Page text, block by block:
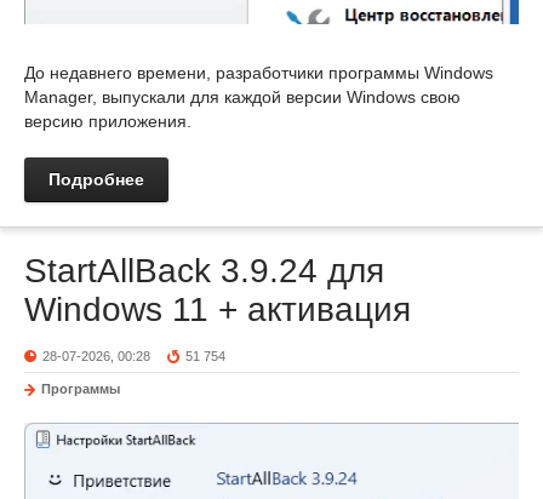
До недавнего времени, разработчики программы Windows
Manager, выпускали для каждой версии Windows свою
версию приложения.
Подробнее
StartAllBack 3.9.24 для
Windows 11 + активация
28-07-2026, 00:28 51 754
Программы